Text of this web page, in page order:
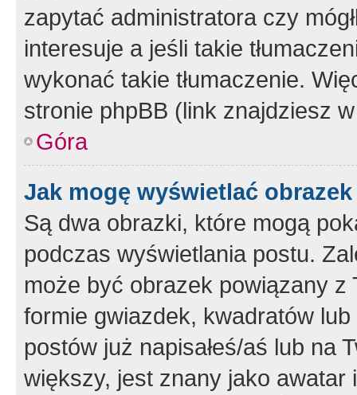
zapytać administratora czy
interesuje a jeśli takie
wykonać takie tłumaczenie.
stronie phpBB (link znajdziesz
Góra
Jak mogę wyświetlać
Są dwa obrazki, które mogą
podczas wyświetlania postu.
może być obrazek powiązany z
formie gwiazdek, kwadratów
postów już napisałeś/aś lub na
większy, jest znany jako